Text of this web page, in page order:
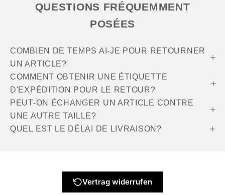
QUESTIONS FRÉQUEMMENT
POSÉES
COMBIEN DE TEMPS AI-JE POUR RETOURNER
UN ARTICLE?
COMMENT OBTENIR UNE ÉTIQUETTE
D'EXPÉDITION POUR LE RETOUR?
PEUT-ON ÉCHANGER UN ARTICLE CONTRE
UNE AUTRE TAILLE?
QUEL EST LE DÉLAI DE LIVRAISON?
Vertrag widerrufen